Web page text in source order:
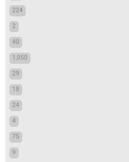
224
2
40
1,050
29
18
24
4
75
9